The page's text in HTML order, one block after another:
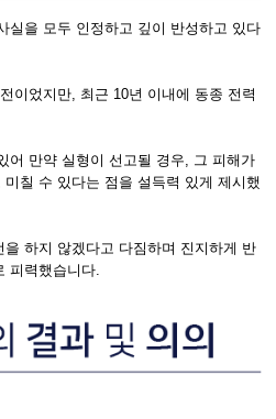
실을 모두 인정하고 깊이 반성하고 있다
이었지만, 최근 10년 이내에 동종 전력
어 만약 실형이 선고될 경우, 그 피해가
칠 수 있다는 점을 설득력 있게 제시했
하지 않겠다고 다짐하며 진지하게 반
피력했습니다.